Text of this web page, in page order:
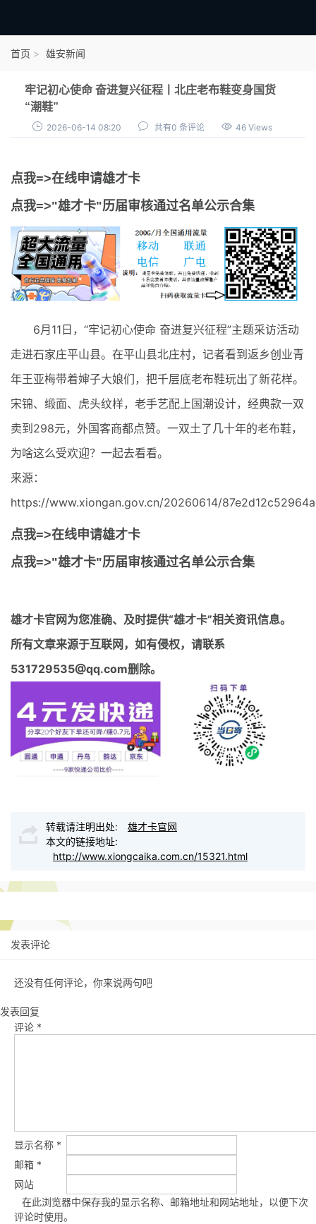
审核通过公示
首页 雄安新闻
牢记初心使命 奋进复兴征程丨北庄老布鞋变身国货
“潮鞋”
2026-06-14 08:20 共有0 条评论 46 Views
点我=>在线申请雄才卡
点我=>"雄才卡"历届审核通过名单公示合集
6月11日，“牢记初心使命 奋进复兴征程”主题采访活动
走进石家庄平山县。在平山县北庄村，记者看到返乡创业青
年王亚梅带着婶子大娘们，把千层底老布鞋玩出了新花样。
宋锦、缎面、虎头纹样，老手艺配上国潮设计，经典款一双
卖到298元，外国客商都点赞。一双土了几十年的老布鞋，
为啥这么受欢迎？一起去看看。
来源：
https://www.xiongan.gov.cn/20260614/
点我=>在线申请雄才卡
点我=>"雄才卡"历届审核通过名单公示合集
雄才卡官网为您准确、及时提供“雄才卡”相关资讯信息。
所有文章来源于互联网，如有侵权，请联系
531729535@qq.com删除。
转载请注明出处:
雄才卡官网
本文的链接地址:
http://www.xiongcaika.com.cn/15321.html
发表评论
还没有任何评论，你来说两句吧
发表回复
评论 *
显示名称 *
邮箱 *
网站
在此浏览器中保存我的显示名称、邮箱地址和网站地址，以便下次
评论时使用。